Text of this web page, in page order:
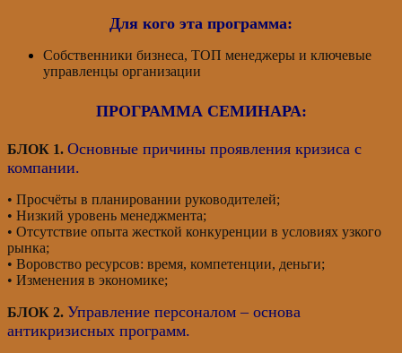
Для кого эта программа:
Собственники бизнеса, ТОП менеджеры и ключевые
управленцы организации
ПРОГРАММА СЕМИНАРА:
БЛОК 1. Основные причины проявления кризиса с
компании.
• Просчёты в планировании руководителей;
• Низкий уровень менеджмента;
• Отсутствие опыта жесткой конкуренции в условиях узкого
рынка;
• Воровство ресурсов: время, компетенции, деньги;
• Изменения в экономике;
БЛОК 2. Управление персоналом – основа
антикризисных программ.